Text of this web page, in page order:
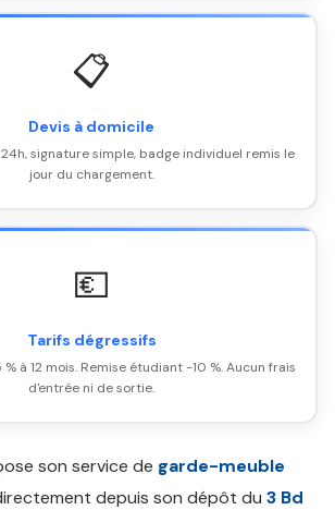
📋
Devis à domicile
signature simple, badge individuel remis le
jour du chargement.
💶
Tarifs dégressifs
% à 12 mois. Remise étudiant -10 %. Aucun frais
d'entrée ni de sortie.
son service de garde-meuble
depuis son dépôt du 3 Bd